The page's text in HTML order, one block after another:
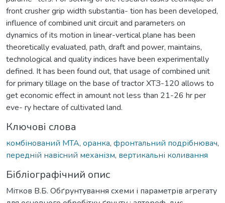
front crusher grip width substantia- tion has been developed,
influence of combined unit circuit and parameters on
dynamics of its motion in linear-vertical plane has been
theoretically evaluated, path, draft and power, maintains,
technological and quality indices have been experimentally
defined. It has been found out, that usage of combined unit
for primary tillage on the base of tractor ХТЗ-120 allows to
get economic effect in amount not less than 21-26 hr per
eve- ry hectare of cultivated land.
Ключові слова
комбінований МТА, оранка, фронтальний подрібнювач,
передній навісний механізм, вертикальні коливання
Бібліографічний опис
Мітков В.Б. Обґрунтування схеми і параметрів агрегату